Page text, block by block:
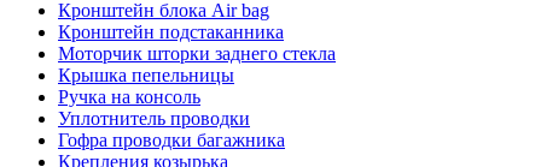
Кронштейн блока Air bag
Кронштейн подстаканника
Моторчик шторки заднего стекла
Крышка пепельницы
Ручка на консоль
Уплотнитель проводки
Гофра проводки багажника
Крепления козырька